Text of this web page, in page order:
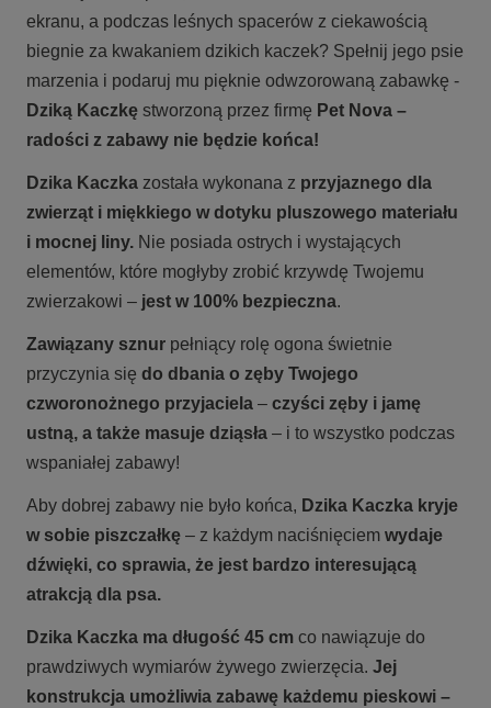
ekranu, a podczas leśnych spacerów z ciekawością
biegnie za kwakaniem dzikich kaczek? Spełnij jego psie
marzenia i podaruj mu pięknie odwzorowaną zabawkę -
Dziką Kaczkę stworzoną przez firmę Pet Nova –
radości z zabawy nie będzie końca!
Dzika Kaczka została wykonana z przyjaznego dla
zwierząt i miękkiego w dotyku pluszowego materiału
i mocnej liny. Nie posiada ostrych i wystających
elementów, które mogłyby zrobić krzywdę Twojemu
zwierzakowi – jest w 100% bezpieczna.
Zawiązany sznur pełniący rolę ogona świetnie
przyczynia się do dbania o zęby Twojego
czworonożnego przyjaciela – czyści zęby i jamę
ustną, a także masuje dziąsła – i to wszystko podczas
wspaniałej zabawy!
Aby dobrej zabawy nie było końca, Dzika Kaczka kryje
w sobie piszczałkę – z każdym naciśnięciem wydaje
dźwięki, co sprawia, że jest bardzo interesującą
atrakcją dla psa.
Dzika Kaczka ma długość 45 cm co nawiązuje do
prawdziwych wymiarów żywego zwierzęcia. Jej
konstrukcja umożliwia zabawę każdemu pieskowi –